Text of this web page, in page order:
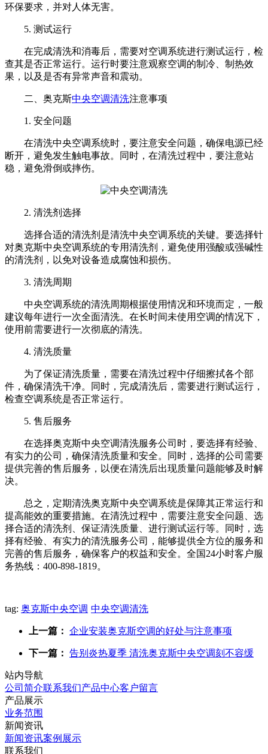
环保要求，并对人体无害。
5. 测试运行
在完成清洗和消毒后，需要对空调系统进行测试运行，检
查其是否正常运行。运行时要注意观察空调的制冷、制热效
果，以及是否有异常声音和震动。
二、奥克斯中央空调清洗注意事项
1. 安全问题
在清洗中央空调系统时，要注意安全问题，确保电源已经
断开，避免发生触电事故。同时，在清洗过程中，要注意站
稳，避免滑倒或摔伤。
2. 清洗剂选择
选择合适的清洗剂是清洗中央空调系统的关键。要选择针
对奥克斯中央空调系统的专用清洗剂，避免使用强酸或强碱性
的清洗剂，以免对设备造成腐蚀和损伤。
3. 清洗周期
中央空调系统的清洗周期根据使用情况和环境而定，一般
建议每年进行一次全面清洗。在长时间未使用空调的情况下，
使用前需要进行一次彻底的清洗。
4. 清洗质量
为了保证清洗质量，需要在清洗过程中仔细擦拭各个部
件，确保清洗干净。同时，完成清洗后，需要进行测试运行，
检查空调系统是否正常运行。
5. 售后服务
在选择奥克斯中央空调清洗服务公司时，要选择有经验、
有实力的公司，确保清洗质量和安全。同时，选择的公司需要
提供完善的售后服务，以便在清洗后出现质量问题能够及时解
决。
总之，定期清洗奥克斯中央空调系统是保障其正常运行和
提高能效的重要措施。在清洗过程中，需要注意安全问题、选
择合适的清洗剂、保证清洗质量、进行测试运行等。同时，选
择有经验、有实力的清洗服务公司，能够提供全方位的服务和
完善的售后服务，确保客户的权益和安全。全国24小时客户服
务热线：400-898-1819。
tag: 奥克斯中央空调 中央空调清洗
上一篇： 企业安装奥克斯空调的好处与注意事项
下一篇： 告别炎热夏季 清洗奥克斯中央空调刻不容缓
站内导航
公司简介联系我们产品中心客户留言
产品展示
业务范围
新闻资讯
新闻资讯案例展示
联系我们